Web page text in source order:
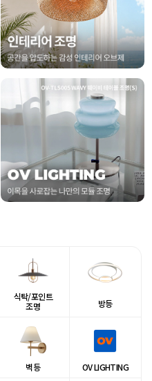
식탁/포인트
조명
방등
벽등 OV LIGHTING